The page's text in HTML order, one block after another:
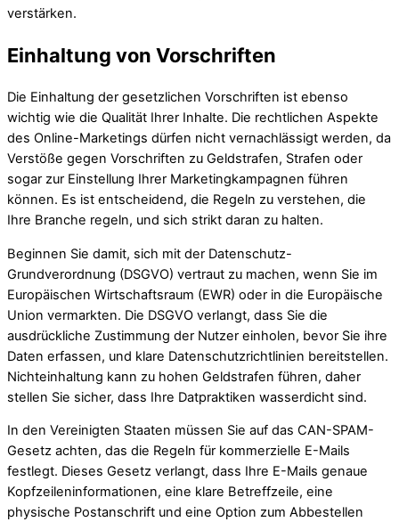
verstärken.
Einhaltung von Vorschriften
Die Einhaltung der gesetzlichen Vorschriften ist ebenso
wichtig wie die Qualität Ihrer Inhalte. Die rechtlichen Aspekte
des Online-Marketings dürfen nicht vernachlässigt werden, da
Verstöße gegen Vorschriften zu Geldstrafen, Strafen oder
sogar zur Einstellung Ihrer Marketingkampagnen führen
können. Es ist entscheidend, die Regeln zu verstehen, die
Ihre Branche regeln, und sich strikt daran zu halten.
Beginnen Sie damit, sich mit der Datenschutz-
Grundverordnung (DSGVO) vertraut zu machen, wenn Sie im
Europäischen Wirtschaftsraum (EWR) oder in die Europäische
Union vermarkten. Die DSGVO verlangt, dass Sie die
ausdrückliche Zustimmung der Nutzer einholen, bevor Sie ihre
Daten erfassen, und klare Datenschutzrichtlinien bereitstellen.
Nichteinhaltung kann zu hohen Geldstrafen führen, daher
stellen Sie sicher, dass Ihre Datpraktiken wasserdicht sind.
In den Vereinigten Staaten müssen Sie auf das CAN-SPAM-
Gesetz achten, das die Regeln für kommerzielle E-Mails
festlegt. Dieses Gesetz verlangt, dass Ihre E-Mails genaue
Kopfzeileninformationen, eine klare Betreffzeile, eine
physische Postanschrift und eine Option zum Abbestellen